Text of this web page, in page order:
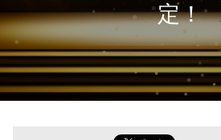
定！